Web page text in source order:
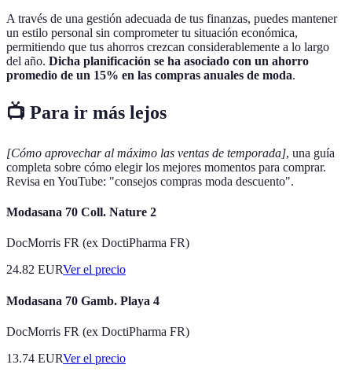
A través de una gestión adecuada de tus finanzas, puedes mantener
un estilo personal sin comprometer tu situación económica,
permitiendo que tus ahorros crezcan considerablemente a lo largo
del año. Dicha planificación se ha asociado con un ahorro
promedio de un 15% en las compras anuales de moda.
📺 Para ir más lejos
[Cómo aprovechar al máximo las ventas de temporada], una guía
completa sobre cómo elegir los mejores momentos para comprar.
Revisa en YouTube: "consejos compras moda descuento".
Modasana 70 Coll. Nature 2
DocMorris FR (ex DoctiPharma FR)
24.82 EURVer el precio
Modasana 70 Gamb. Playa 4
DocMorris FR (ex DoctiPharma FR)
13.74 EURVer el precio